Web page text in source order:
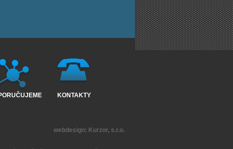
KONTAKTY
webdesign: Kurzor, s.r.o.